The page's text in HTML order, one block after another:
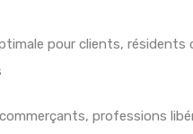
pour clients, résidents
professions